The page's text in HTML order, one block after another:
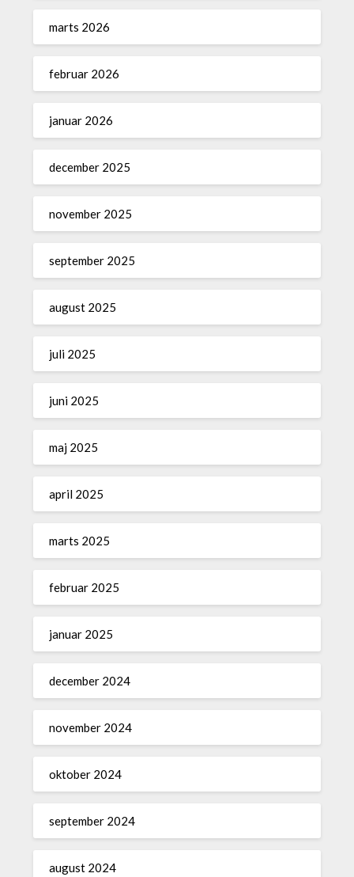
marts 2026
februar 2026
januar 2026
december 2025
november 2025
september 2025
august 2025
juli 2025
juni 2025
maj 2025
april 2025
marts 2025
februar 2025
januar 2025
december 2024
november 2024
oktober 2024
september 2024
august 2024